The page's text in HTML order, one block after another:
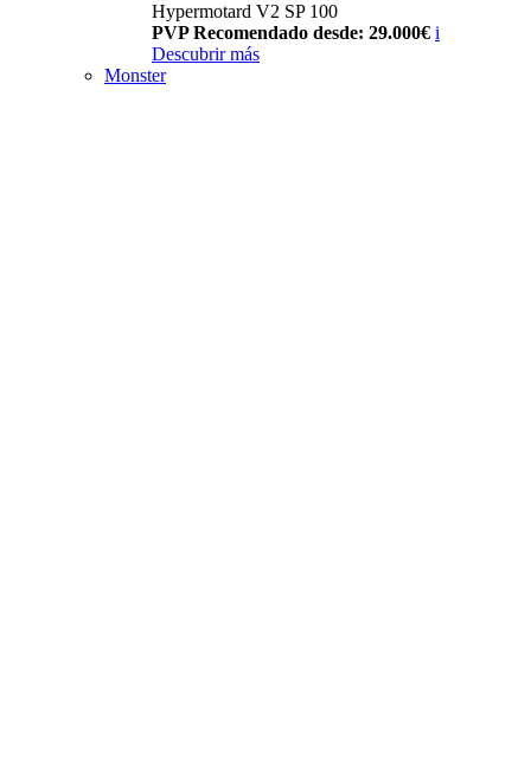
Hypermotard V2 SP 100
PVP Recomendado desde: 29.000€ i
Descubrir más
Monster